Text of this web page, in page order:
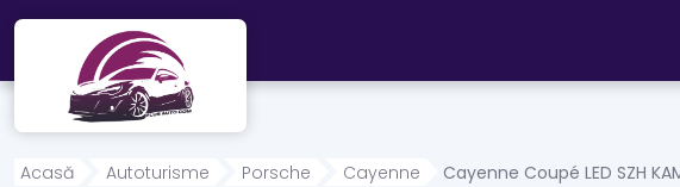
Mergi direct la conținutul principal
Acasă Autoturisme Porsche Cayenne Cayenne Coupé LED SZH